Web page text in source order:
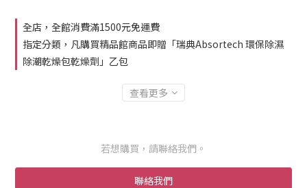
全店，全館消費滿1500元免運費
指定分類，凡購買精品館商品即贈「瑞典Absortech 環保除濕
除潮乾燥包乾燥劑」乙包
查看更多
若想購買，請聯絡我們。
聯絡我們